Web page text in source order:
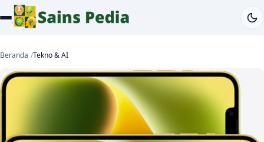
Beranda Tekno & AI